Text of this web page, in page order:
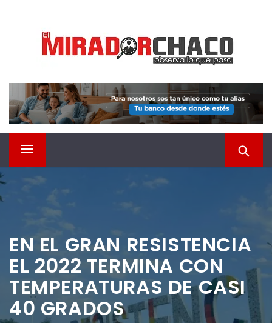
contenido
EL MIRADOR CHACO
Observá lo que pasa
Menú
EN EL GRAN RESISTENCIA
EL 2022 TERMINA CON
TEMPERATURAS DE CASI
40 GRADOS